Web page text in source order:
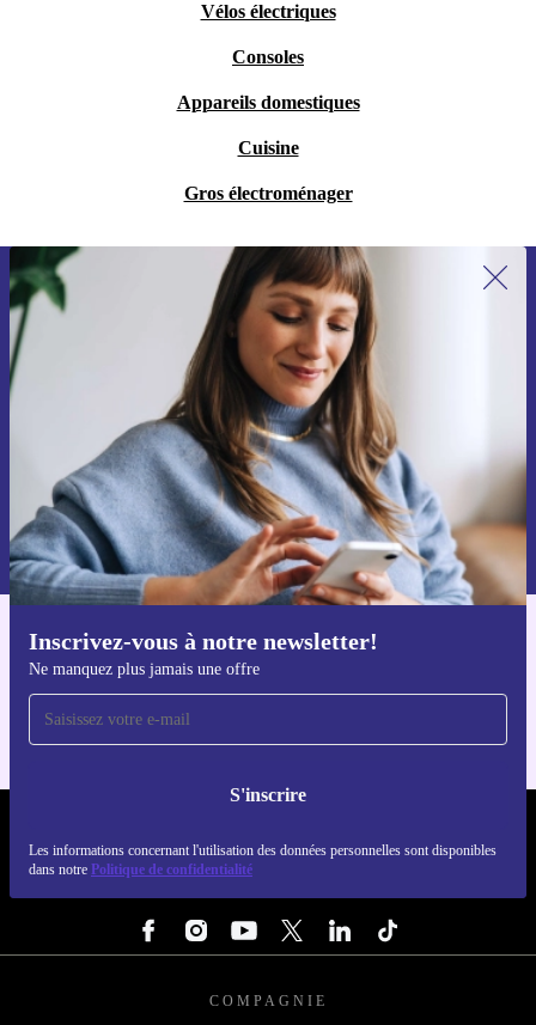
Vélos électriques
Consoles
Appareils domestiques
Cuisine
Gros électroménager
Inscrivez-vous à notre newsletter!
Ne manquez plus jamais une offre
S'inscrire
Les informations concernant l'utilisation des données personnelles sont disponibles
dans notre Politique de confidentialité
Recevoir offres et infos de refurbed
par mail
Ne manquez plus aucune offre.
S'inscrire
Retrouvez les informations sur l'utilisation des données personnelles
dans notre
politique de confidentialité.
Téléchargez l'application refurbed
Pour iOS et Android
COMPAGNIE